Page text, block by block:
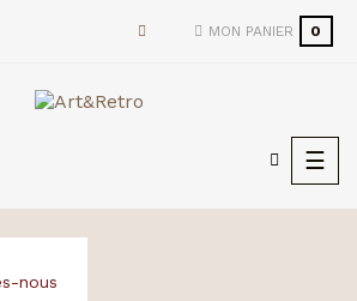
MON PANIER 0
la
☰
nous